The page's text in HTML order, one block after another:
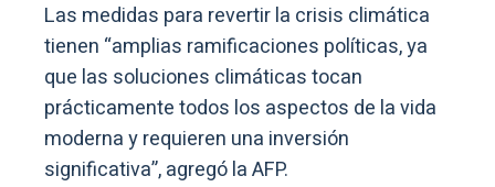
Las medidas para revertir la crisis climática
tienen “amplias ramificaciones políticas, ya
que las soluciones climáticas tocan
prácticamente todos los aspectos de la vida
moderna y requieren una inversión
significativa”, agregó la AFP.